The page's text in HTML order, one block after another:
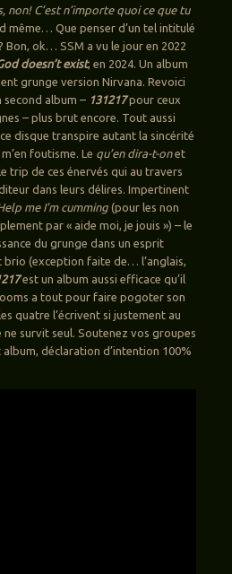
non! C’est n’importe quoi ce que tu
même… Que penser d’un tel intitulé
Bon, ok… SSM a vu le jour en 2022
doesn’t exist, en 2024. Un album
grunge version Nirvana. Revoici
second album – 131217pour ceux
– plus brut encore. Tout aussi
disque transpire autant la sincérité
foutisme. Le qu’en dira-t-onet
trip de ces énervés qui au travers
dans leurs délires. Impertinent
me I’m cumming(pour les non
par « aide moi, je jouis ») – le
du grunge dans un esprit
(exception faite de… l’anglais,
est un album aussi efficace qu’il
a tout pour faire pogoter son
quatre l’écrivent si justement au
survit seul. Soutenez vos groupes
album, déclaration d’intention 100%